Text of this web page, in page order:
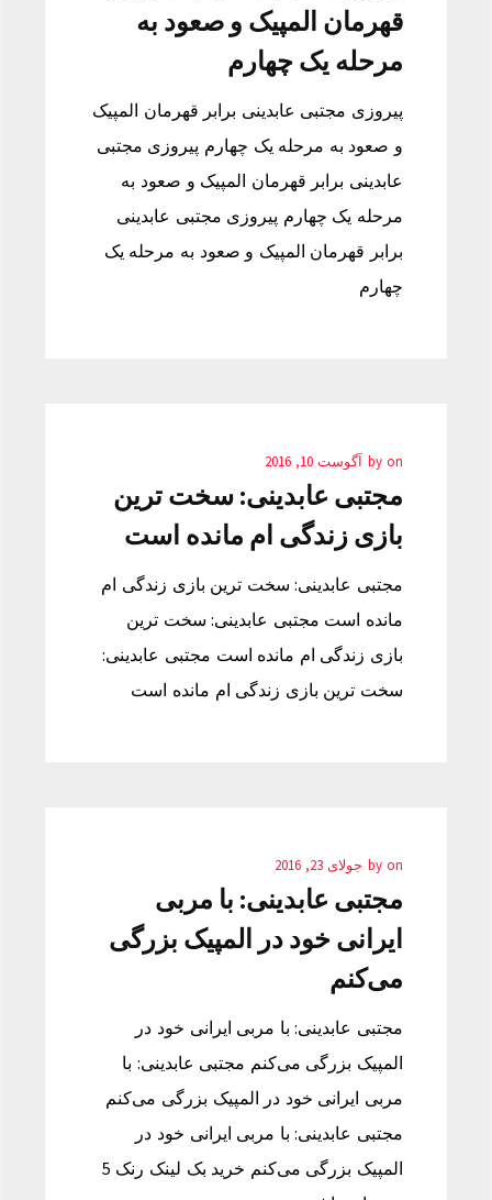
قهرمان المپیک و صعود به
مرحله یک چهارم
پیروزی مجتبی عابدینی برابر قهرمان المپیک
و صعود به مرحله یک چهارم پیروزی مجتبی
عابدینی برابر قهرمان المپیک و صعود به
مرحله یک چهارم پیروزی مجتبی عابدینی
برابر قهرمان المپیک و صعود به مرحله یک
چهارم
by on آگوست 10, 2016
مجتبی عابدینی: سخت ترین
بازی زندگی ام مانده است
مجتبی عابدینی: سخت ترین بازی زندگی ام
مانده است مجتبی عابدینی: سخت ترین
بازی زندگی ام مانده است مجتبی عابدینی:
سخت ترین بازی زندگی ام مانده است
by on جولای 23, 2016
مجتبی عابدینی: با مربی
ایرانی خود در المپیک بزرگی
می‌کنم
مجتبی عابدینی: با مربی ایرانی خود در
المپیک بزرگی می‌کنم مجتبی عابدینی: با
مربی ایرانی خود در المپیک بزرگی می‌کنم
مجتبی عابدینی: با مربی ایرانی خود در
المپیک بزرگی می‌کنم خرید بک لینک رنک 5